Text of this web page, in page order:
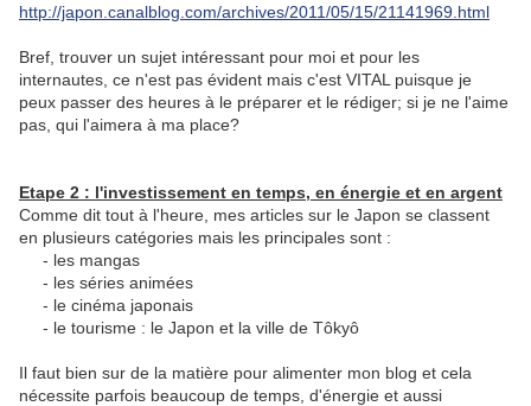
http://japon.canalblog.com/archives/2011/05/15/21141969.html
Bref, trouver un sujet intéressant pour moi et pour les
internautes, ce n'est pas évident mais c'est VITAL puisque je
peux passer des heures à le préparer et le rédiger; si je ne l'aime
pas, qui l'aimera à ma place?
Etape 2 : l'investissement en temps, en énergie et en argent
Comme dit tout à l'heure, mes articles sur le Japon se classent
en plusieurs catégories mais les principales sont :
- les mangas
- les séries animées
- le cinéma japonais
- le tourisme : le Japon et la ville de Tôkyô
Il faut bien sur de la matière pour alimenter mon blog et cela
nécessite parfois beaucoup de temps, d'énergie et aussi